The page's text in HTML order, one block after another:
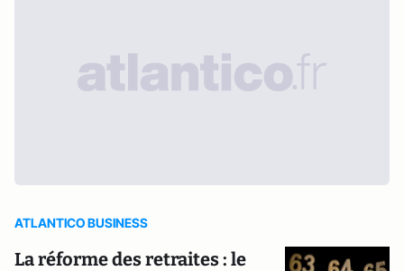
ATLANTICO BUSINESS
La réforme des retraites : le